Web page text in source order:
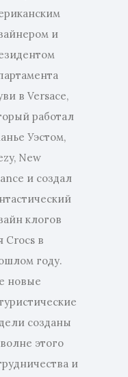
и
в Versace,
работал
Уэстом,
New
и создал
клогов
Crocs в
году.
новые
созданы
этого
и